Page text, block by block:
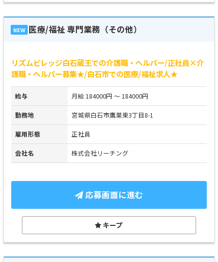
NEW 医療/福祉 専門業務（その他）
リズムビレッジ白石蔵王での介護職・ヘルパー/正社員×介
護職・ヘルパー募集★/白石市での医療/福祉求人★
給与 月給 184000円 ～ 184000円
勤務地 宮城県白石市鷹巣東3丁目8-1
雇用形態 正社員
会社名 株式会社リーチング
応募画面に進む
キープ